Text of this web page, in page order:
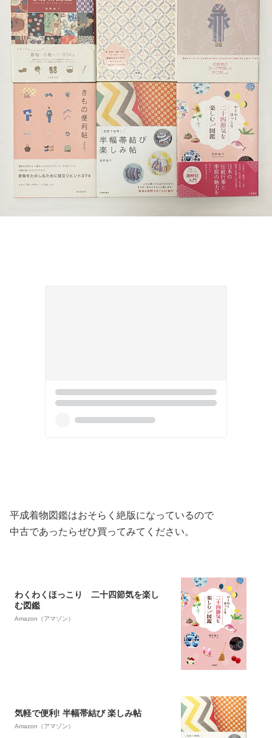
平成着物図鑑はおそらく絶版になっているので
中古であったらぜひ買ってみてください。
わくわくほっこり 二十四節気を楽し
む図鑑
Amazon（アマゾン）
気軽で便利! 半幅帯結び 楽しみ帖
Amazon（アマゾン）